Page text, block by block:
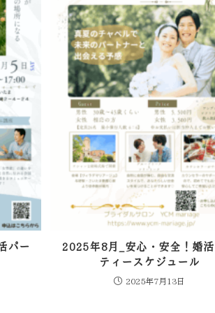
パー
2025年8月_安心・安全！婚
ティースケジュール
2025年7月13日